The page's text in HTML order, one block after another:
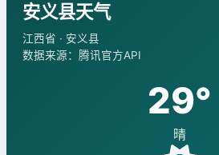
安义县天气
江西省 · 安义县
数据来源：腾讯官方API
29°
晴